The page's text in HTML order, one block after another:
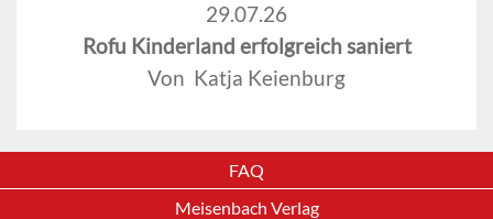
29.07.26
Rofu Kinderland erfolgreich saniert
Von Katja Keienburg
FAQ
Meisenbach Verlag